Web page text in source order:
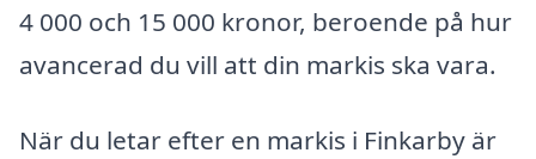
4 000 och 15 000 kronor, beroende på hur
avancerad du vill att din markis ska vara.
När du letar efter en markis i Finkarby är